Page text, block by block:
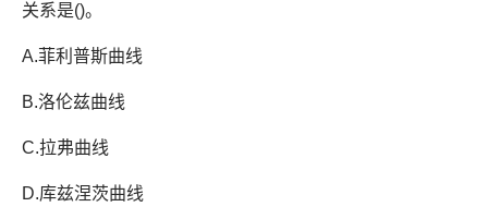
关系是()。
A.菲利普斯曲线
B.洛伦兹曲线
C.拉弗曲线
D.库兹涅茨曲线